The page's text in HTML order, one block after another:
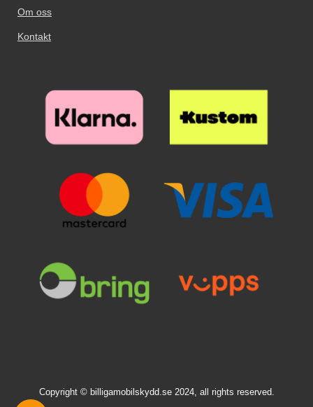
Om oss
Kontakt
Copyright © billigamobilskydd.se 2024, all rights reserved.